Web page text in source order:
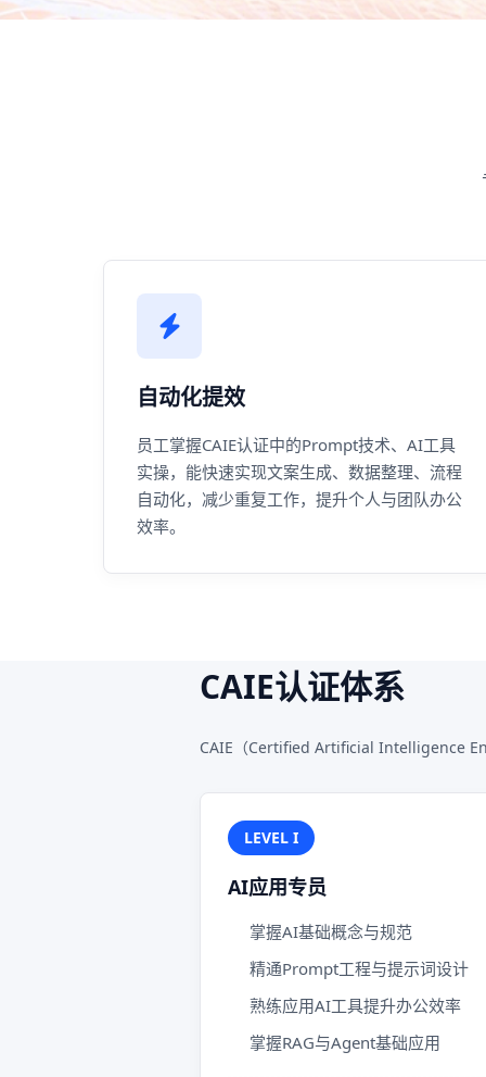
自动化提效
员工掌握CAIE认证中的Prompt技术、AI工具
实操，能快速实现文案生成、数据整理、流程
自动化，减少重复工作，提升个人与团队办公
效率。
CAIE认证体系
CAIE（Certified Artificial Intelligence
LEVEL I
AI应用专员
掌握AI基础概念与规范
精通Prompt工程与提示词设计
熟练应用AI工具提升办公效率
掌握RAG与Agent基础应用